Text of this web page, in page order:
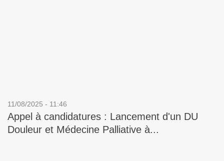
11/08/2025 - 11:46
Appel à candidatures : Lancement d'un DU
Douleur et Médecine Palliative à...